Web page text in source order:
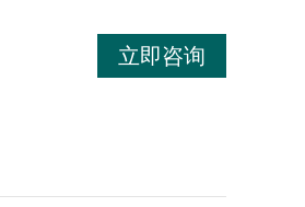
立即咨询